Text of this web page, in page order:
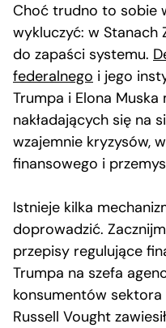
Choć trudno to sobie
wykluczyć: w Stanach
do zapaści systemu.
federalnego i jego
Trumpa i Elona Muska
nakładających się na
wzajemnie kryzysów,
finansowego i
Istnieje kilka
doprowadzić.
przepisy regulujące
Trumpa na szefa
konsumentów sektora
Russell Vought